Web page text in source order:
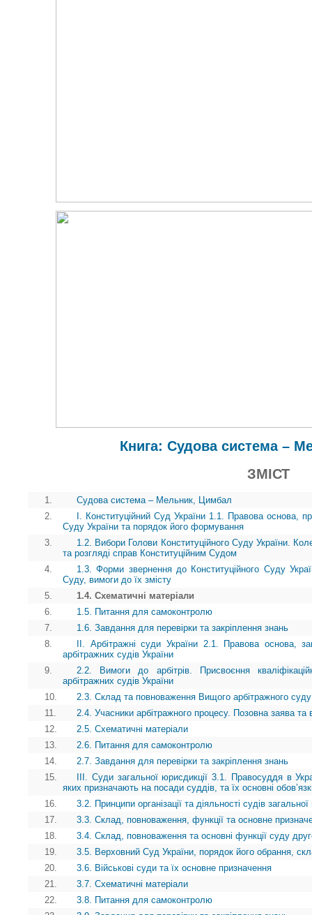
Книга: Судова система –
ЗМІСТ
1.
Судова система – Мельник, Цимбал
2.
І. Конституційний Суд України 1.1. Правова основа,
Суду України та порядок його формування
3.
1.2. Вибори Голови Конституційного Суду України.
та розгляді справ Конституційним Судом
4.
1.3. Форми звернення до Конституційного Суду
Суду, вимоги до їх змісту
5.
1.4. Схематичні матеріали
6.
1.5. Питання для самоконтролю
7.
1.6. Завдання для перевірки та закріплення знань
8.
ІІ. Арбітражні суди України 2.1. Правова основа,
арбітражних судів України
9.
2.2. Вимоги до арбітрів. Присвоєння
арбітражних судів України
10.
2.3. Склад та повноваження Вищого арбітражного суду
11.
2.4. Учасники арбітражного процесу. Позовна заява та
12.
2.5. Схематичні матеріали
13.
2.6. Питання для самоконтролю
14.
2.7. Завдання для перевірки та закріплення знань
15.
ІІІ. Суди загальної юрисдикції 3.1. Правосуддя в
яких призначають на посади суддів, та їх основні
16.
3.2. Принципи організації та діяльності судів загальної
17.
3.3. Склад, повноваження, функції та основне
18.
3.4. Склад, повноваження та основні функції суду
19.
3.5. Верховний Суд України, порядок його обрання,
20.
3.6. Військові суди та їх основне призначення
21.
3.7. Схематичні матеріали
22.
3.8. Питання для самоконтролю